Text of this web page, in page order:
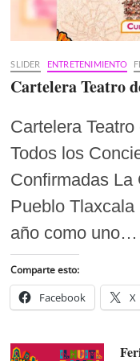
SLIDER ENTRETENIMIENTO
Cartelera Teatro
Cartelera
Todos los
Confirmadas La
Pueblo
año como uno…
Comparte esto:
Facebook X